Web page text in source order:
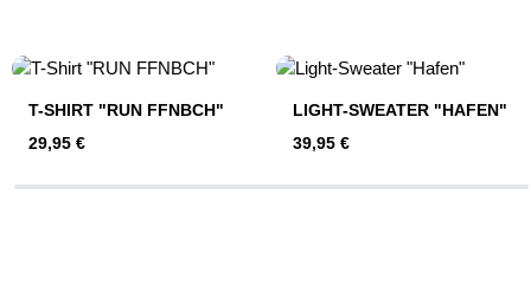
T-SHIRT "RUN FFNBCH"
Regulärer Preis:
29,95 €
LIGHT-SWEATER "HAFEN"
Regulärer Preis:
39,95 €